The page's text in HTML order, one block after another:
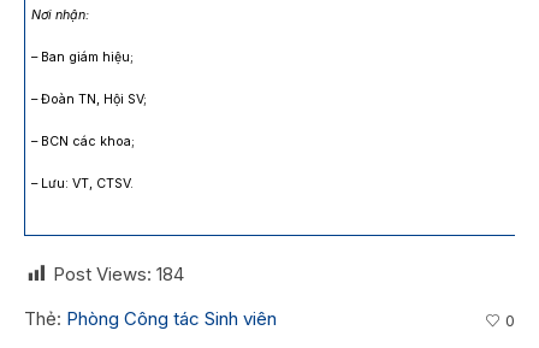
Nơi nhận:
– Ban giám hiệu;
– Đoàn TN, Hội SV;
– BCN các khoa;
– Lưu: VT, CTSV.
Post Views: 184
Thẻ: Phòng Công tác Sinh viên 0